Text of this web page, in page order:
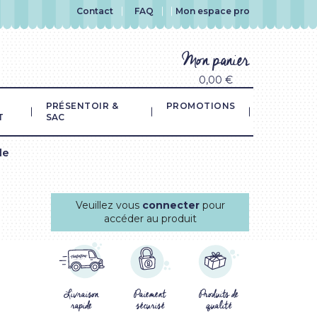
Contact FAQ Mon espace pro
Mon panier
0,00 €
PRÉSENTOIR &
SAC
PROMOTIONS
Veuillez vous connecterpour
accéder au produit
Livraison
rapide
Paiement
sécurisé
Produits de
qualité